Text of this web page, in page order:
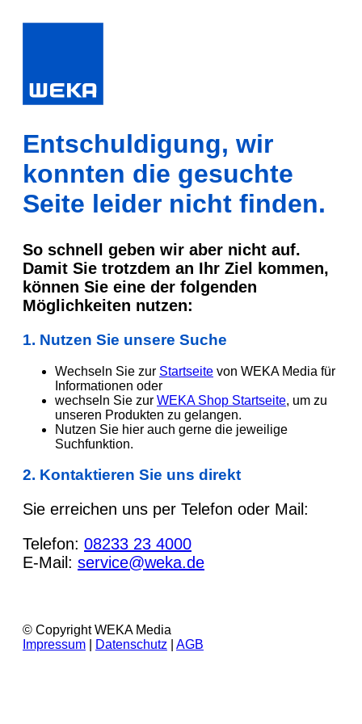
Entschuldigung, wir
konnten die gesuchte
Seite leider nicht finden.
So schnell geben wir aber nicht auf.
Damit Sie trotzdem an Ihr Ziel kommen,
können Sie eine der folgenden
Möglichkeiten nutzen:
1. Nutzen Sie unsere Suche
Wechseln Sie zur Startseite von WEKA Media für
Informationen oder
wechseln Sie zur WEKA Shop Startseite, um zu
unseren Produkten zu gelangen.
Nutzen Sie hier auch gerne die jeweilige
Suchfunktion.
2. Kontaktieren Sie uns direkt
Sie erreichen uns per Telefon oder Mail:
Telefon: 08233 23 4000
E-Mail: service@weka.de
© Copyright WEKA Media
Impressum
Datenschutz AGB